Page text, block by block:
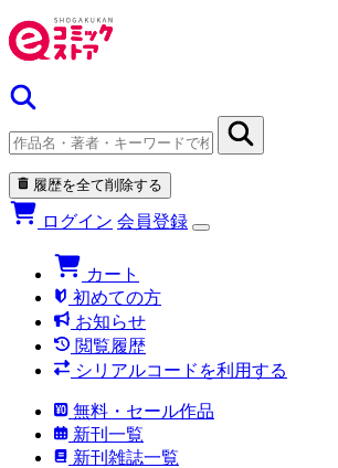
履歴を全て削除する
ログイン 会員登録
カート
初めての方
お知らせ
閲覧履歴
シリアルコードを利用する
無料・セール作品
新刊一覧
新刊雑誌一覧